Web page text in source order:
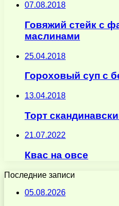
07.08.2018
Говяжий стейк с
маслинами
25.04.2018
Гороховый суп с
13.04.2018
Торт
21.07.2022
Квас на овсе
Последние записи
05.08.2026